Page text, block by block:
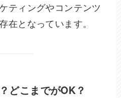
ティングやコンテンツ
在となっています。
どこまでがOK？